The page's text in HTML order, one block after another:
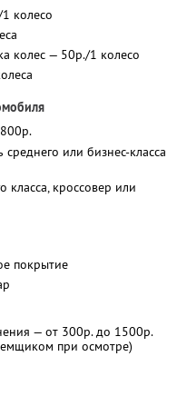
колесо
колес — 50р./1 колесо
или бизнес-класса
класса, кроссовер или
покрытие
— от 300р. до 1500р.
при осмотре)